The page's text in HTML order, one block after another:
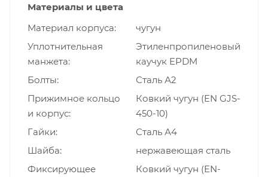
Материалы и цвета
Материал корпуса
чугун
Уплотнительная
манжета
Этиленпропиленовый
каучук EPDM
Болты
Сталь А2
Прижимное кольцо
и корпус
Ковкий чугун (EN GJS-
450-10)
Гайки
Сталь А4
Шайба
нержавеющая сталь
Фиксирующее
Ковкий чугун (EN-